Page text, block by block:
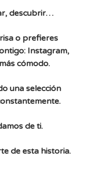
descubrir…
o prefieres
Instagram,
cómodo.
una selección
de ti.
de esta historia.